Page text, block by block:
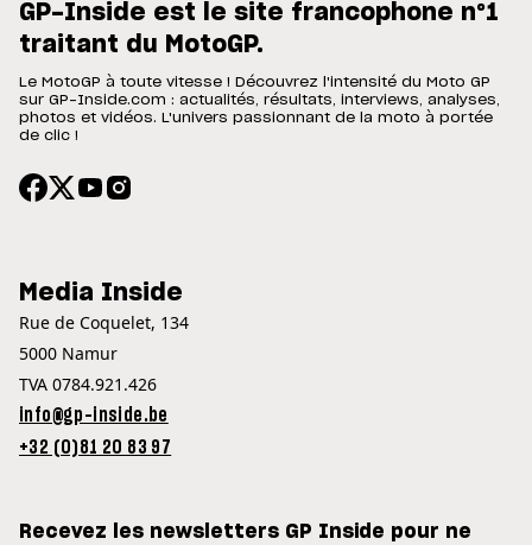
GP-Inside est le site francophone n°1
traitant du MotoGP.
Le MotoGP à toute vitesse ! Découvrez l'intensité du Moto GP
sur GP-Inside.com : actualités, résultats, interviews, analyses,
photos et vidéos. L'univers passionnant de la moto à portée
de clic !
Media Inside
Rue de Coquelet, 134
5000 Namur
TVA 0784.921.426
info@gp-inside.be
+32 (0)81 20 83 97
Recevez les newsletters GP Inside pour ne